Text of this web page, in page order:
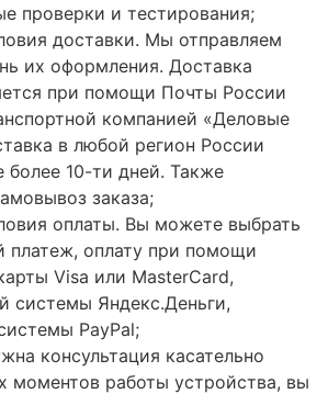
проверки и тестирования;
доставки. Мы отправляем
их оформления. Доставка
при помощи Почты России
компанией «Деловые
в любой регион России
более 10-ти дней. Также
заказа;
оплаты. Вы можете выбрать
платеж, оплату при помощи
Visa или MasterCard,
системы Яндекс.Деньги,
PayPal;
консультация касательно
моментов работы устройства, вы